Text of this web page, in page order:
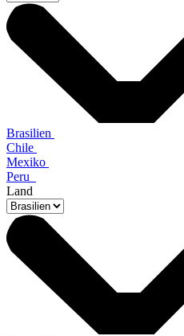
Brasilien
Chile
Mexiko
Peru
Land